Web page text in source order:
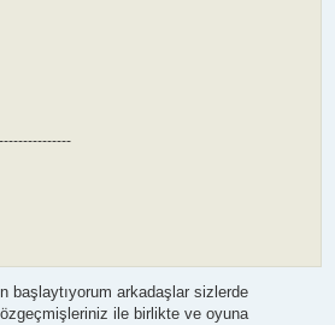
başlaytıyorum arkadaşlar sizlerde
ile birlikte ve oyuna